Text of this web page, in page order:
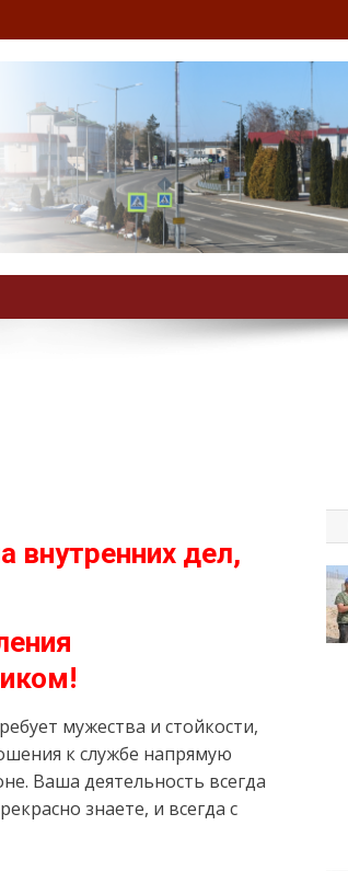
внутренних дел,
мужества и стойкости,
к службе напрямую
Ваша деятельность всегда
знаете, и всегда с